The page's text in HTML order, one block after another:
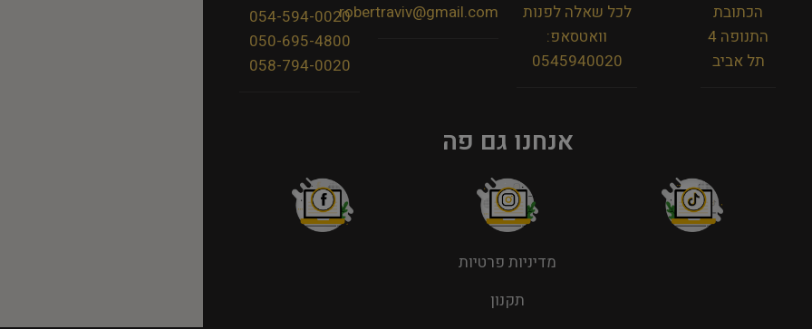
הכתובת
התנופה 4
תל אביב
לכל שאלה לפנות
וואטסאפ:
0545940020
robertraviv@gmail.com
054-594-0020
050-695-4800
058-794-0020
אנחנו גם פה
מדיניות פרטיות
תקנון